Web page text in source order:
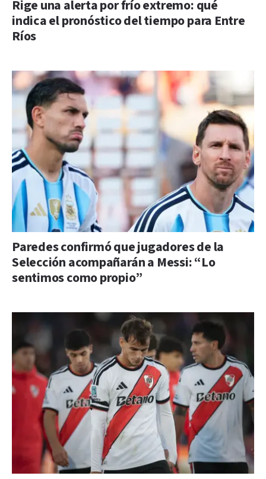
Rige una alerta por frío extremo: qué
indica el pronóstico del tiempo para Entre
Ríos
Paredes confirmó que jugadores de la
Selección acompañarán a Messi: “Lo
sentimos como propio”